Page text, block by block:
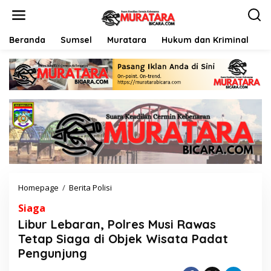
Beranda Sumsel Muratara Hukum dan Kriminal
Homepage / Berita Polisi
u
L
Siaga
Libur Lebaran, Polres Musi Rawas
Tetap Siaga di Objek Wisata Padat
Pengunjung